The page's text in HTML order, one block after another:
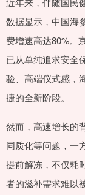
数据显示，中国海
费增速高达80%。
已从单纯追求安全
验、高端仪式感，
捷的全新阶段。
然而，高速增长的
同质化等问题，一
提前解冻，不仅耗
者的滋补需求难以